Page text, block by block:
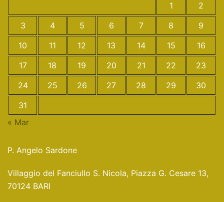
1
2
3
4 5 6 7 8
9
10
11 12 13 14 15
16
17
18 19 20 21 22
23
24
25 26 27 28 29
30
31
« Mar
P. Angelo Sardone
Villaggio del Fanciullo S. Nicola, Piazza G. Cesare 13,
70124 BARI